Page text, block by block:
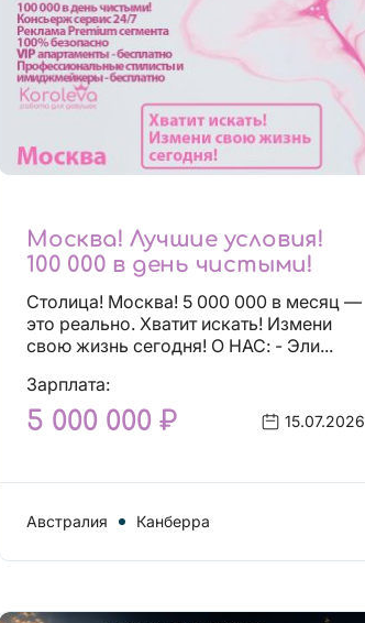
Москва! Лучшие условия!
100 000 в день чистыми!
Столица! Москва! 5 000 000 в месяц —
это реально. Хватит искать! Измени
свою жизнь сегодня! О НАС: - Эли...
Зарплата:
5 000 000 ₽ 15.07.2026
Австралия Канберра